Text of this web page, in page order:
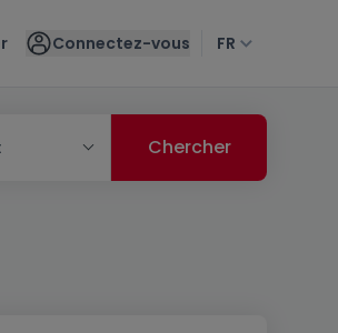
Connectez-vous FR